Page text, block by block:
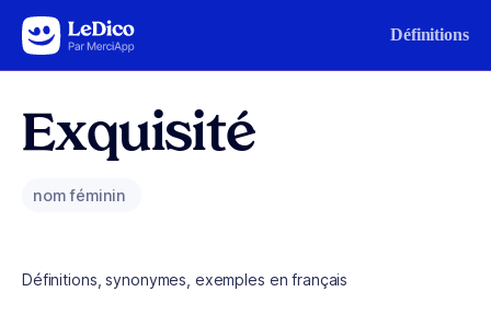
Aller au contenu Définitions
Exquisité
nom féminin
Définitions, synonymes, exemples en français